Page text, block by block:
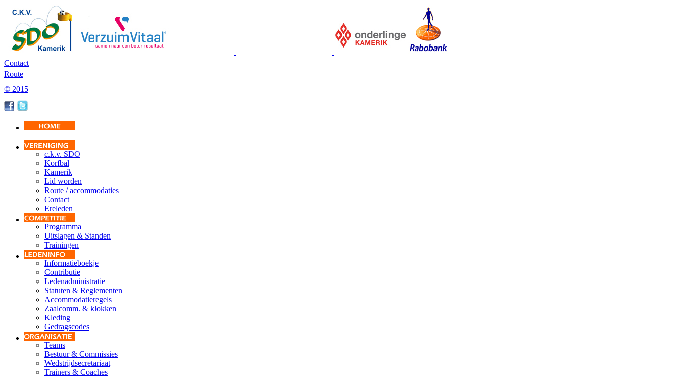
Contact
Route
© 2015
c.k.v. SDO
Korfbal
Kamerik
Lid worden
Route / accommodaties
Contact
Ereleden
Programma
Uitslagen & Standen
Trainingen
Informatieboekje
Contributie
Ledenadministratie
Statuten & Reglementen
Accommodatieregels
Zaalcomm. & klokken
Kleding
Gedragscodes
Teams
Bestuur & Commissies
Wedstrijdsecretariaat
Trainers & Coaches